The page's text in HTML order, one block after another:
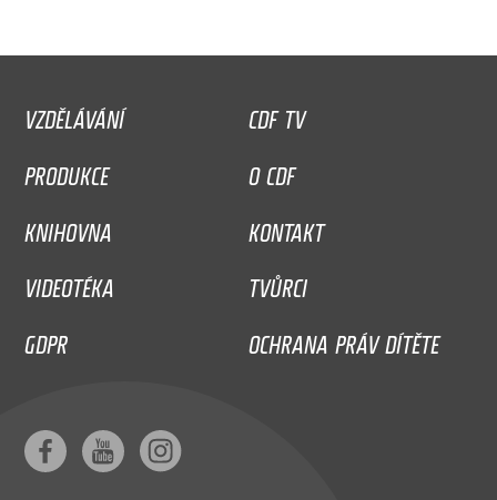
VZDĚLÁVÁNÍ
CDF TV
PRODUKCE
O CDF
KNIHOVNA
KONTAKT
VIDEOTÉKA
TVŮRCI
GDPR
OCHRANA PRÁV DÍTĚTE